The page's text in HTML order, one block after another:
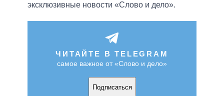
эксклюзивные новости «Слово и дело».
ЧИТАЙТЕ В TELEGRAM
самое важное от «Слово и дело»
Подписаться